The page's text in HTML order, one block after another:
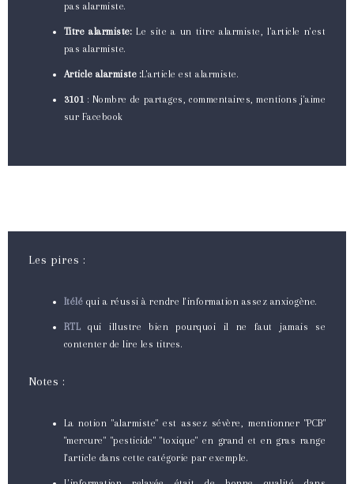
pas alarmiste.
Titre alarmiste:Le site a un titre alarmiste, l'article n'est
pas alarmiste.
Article alarmiste :L'article est alarmiste.
3101 : Nombre de partages, commentaires, mentions j'aime
sur Facebook
Les pires :
Itélé qui a réussi à rendre l'information assez anxiogène.
RTL qui illustre bien pourquoi il ne faut jamais se
contenter de lire les titres.
Notes :
La notion "alarmiste" est assez sévère, mentionner "PCB"
"mercure" "pesticide" "toxique" en grand et en gras range
l'article dans cette catégorie par exemple.